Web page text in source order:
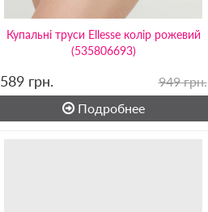
Купальні труси Ellesse колір рожевий
(535806693)
589 грн.
949 грн.
Подробнее